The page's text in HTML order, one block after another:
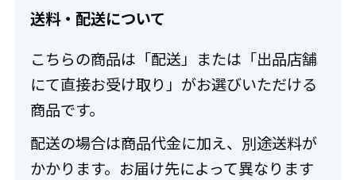
送料・配送について
こちらの商品は「配送」または「出品店舗
にて直接お受け取り」がお選びいただける
商品です。
配送の場合は商品代金に加え、別途送料が
かかります。お届け先によって異なります